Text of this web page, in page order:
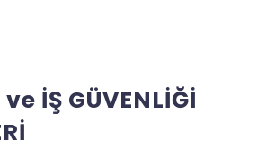
ve İŞ GÜVENLİĞİ